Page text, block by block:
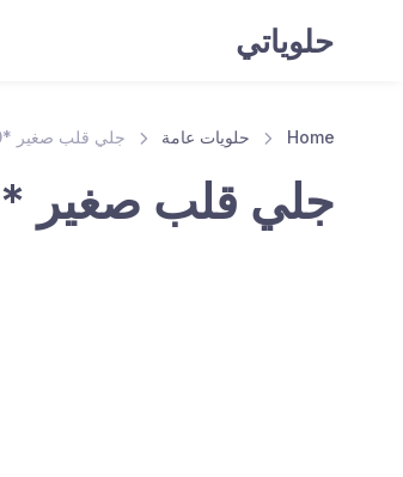
حلوياتي
Home حلويات عامة جلي قلب صغير *30
جلي قلب صغير *30